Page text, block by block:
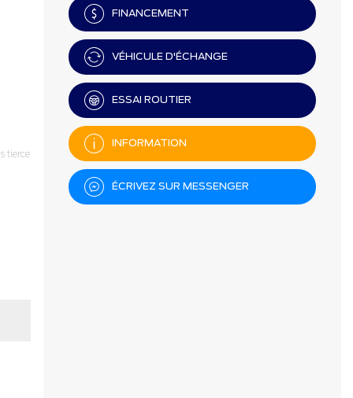
tierce
FINANCEMENT
VÉHICULE D'ÉCHANGE
ESSAI ROUTIER
INFORMATION
ÉCRIVEZ SUR MESSENGER